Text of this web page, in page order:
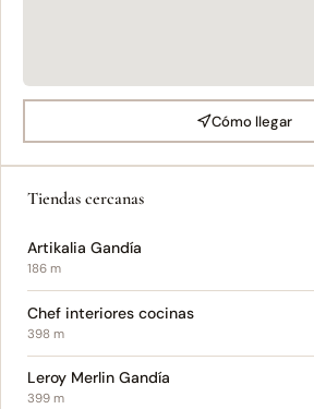
Cómo llegar
Tiendas cercanas
Artikalia Gandía
186 m
Chef interiores cocinas
398 m
Leroy Merlin Gandía
399 m